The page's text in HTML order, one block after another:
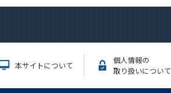
本サイトについて
個人情報の
取り扱いについて